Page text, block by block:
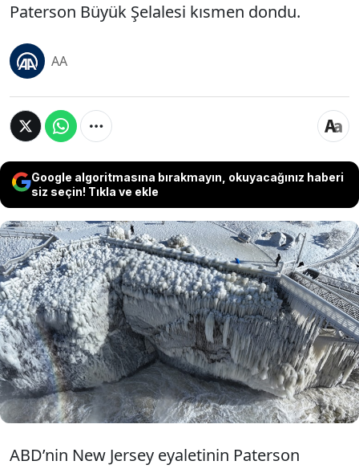
Paterson Büyük Şelalesi kısmen dondu.
AA
Google algoritmasına bırakmayın, okuyacağınız haberi
siz seçin! Tıkla ve ekle
ABD’de dondurucu soğuklar
devam ederken Paterson Büyük
Şelalesi kısmen dondu.
ABD’nin New Jersey eyaletinin Paterson